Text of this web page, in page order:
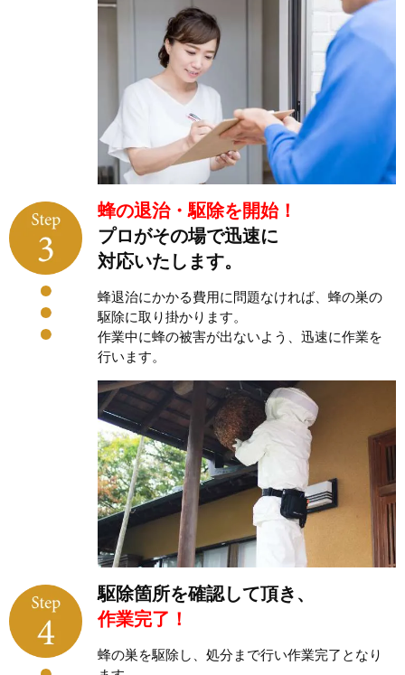
蜂の退治・駆除を開始！
プロがその場で迅速に
対応いたします。
蜂退治にかかる費用に問題なければ、蜂の巣の
駆除に取り掛かります。
作業中に蜂の被害が出ないよう、迅速に作業を
行います。
駆除箇所を確認して頂き、
作業完了！
蜂の巣を駆除し、処分まで行い作業完了となり